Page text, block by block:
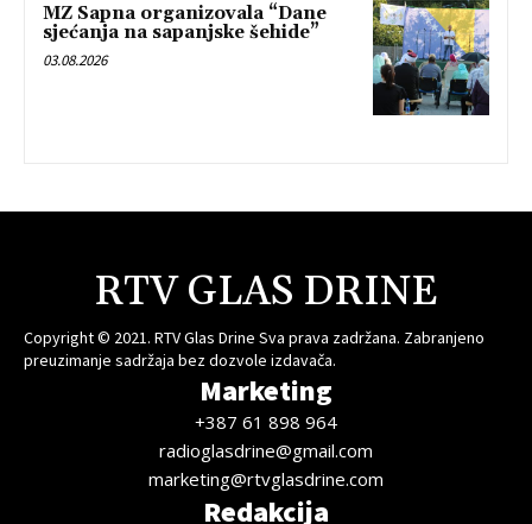
MZ Sapna organizovala “Dane
sjećanja na sapanjske šehide”
03.08.2026
RTV GLAS DRINE
Copyright © 2021. RTV Glas Drine Sva prava zadržana. Zabranjeno
preuzimanje sadržaja bez dozvole izdavača.
Marketing
+387 61 898 964
radioglasdrine@gmail.com
marketing@rtvglasdrine.com
Redakcija